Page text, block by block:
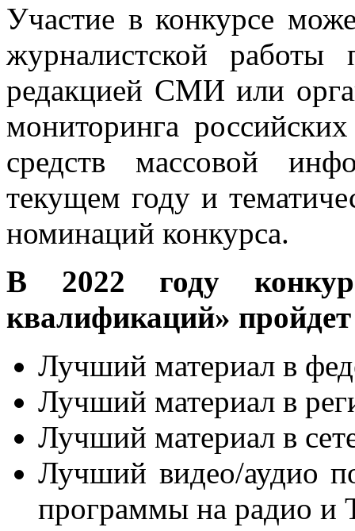
Участие в конкурсе
журналистской работы
редакцией СМИ или
мониторинга
средств массовой
текущем году и
номинаций конкурса.
В 2022 году
квалификаций»
Лучший материал в
Лучший материал в
Лучший материал в
Лучший видео/аудио
программы на радио и